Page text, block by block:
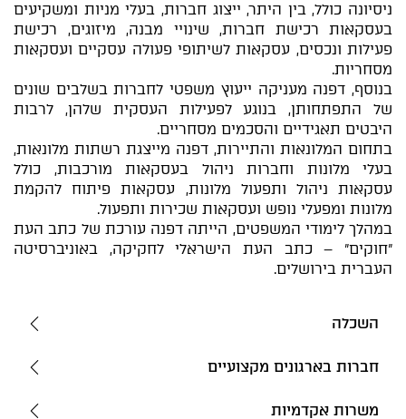
ניסיונה כולל, בין היתר, ייצוג חברות, בעלי מניות ומשקיעים
בעסקאות רכישת חברות, שינויי מבנה, מיזוגים, רכישת
פעילות ונכסים, עסקאות לשיתופי פעולה עסקיים ועסקאות
מסחריות.
בנוסף, דפנה מעניקה ייעוץ משפטי לחברות בשלבים שונים
של התפתחותן, בנוגע לפעילות העסקית שלהן, לרבות
היבטים תאגידיים והסכמים מסחריים.
בתחום המלונאות והתיירות, דפנה מייצגת רשתות מלונאות,
בעלי מלונות וחברות ניהול בעסקאות מורכבות, כולל
עסקאות ניהול ותפעול מלונות, עסקאות פיתוח להקמת
מלונות ומפעלי נופש ועסקאות שכירות ותפעול.
במהלך לימודי המשפטים, הייתה דפנה עורכת של כתב העת
"חוקים" – כתב העת הישראלי לחקיקה, באוניברסיטה
העברית בירושלים.
השכלה
חברות בארגונים מקצועיים
משרות אקדמיות